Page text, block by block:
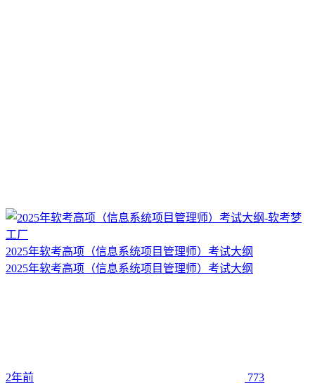
2025年软考高项（信息系统项目管理师）考试大纲
2025年软考高项（信息系统项目管理师）考试大纲
2年前 773